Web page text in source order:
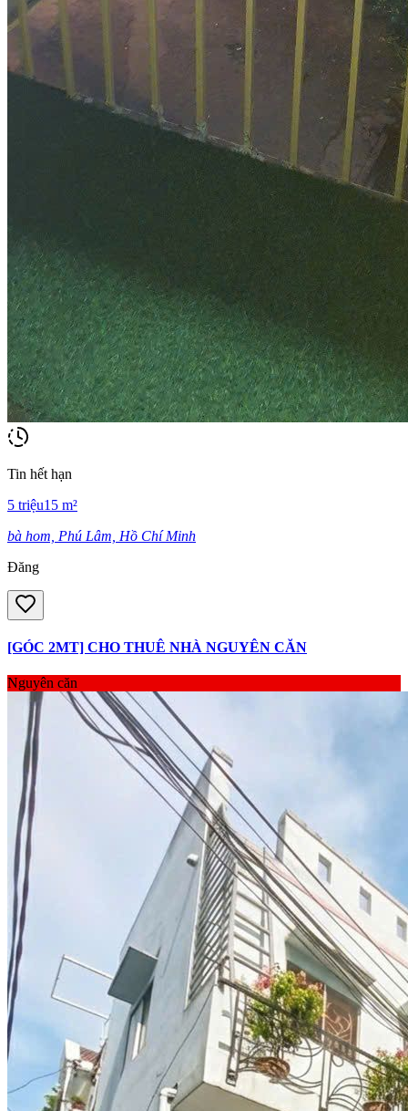
Tin hết hạn
5 triệu15 m²
bà hom, Phú Lâm, Hồ Chí Minh
Đăng
[GÓC 2MT] CHO THUÊ NHÀ NGUYÊN CĂN
Nguyên căn